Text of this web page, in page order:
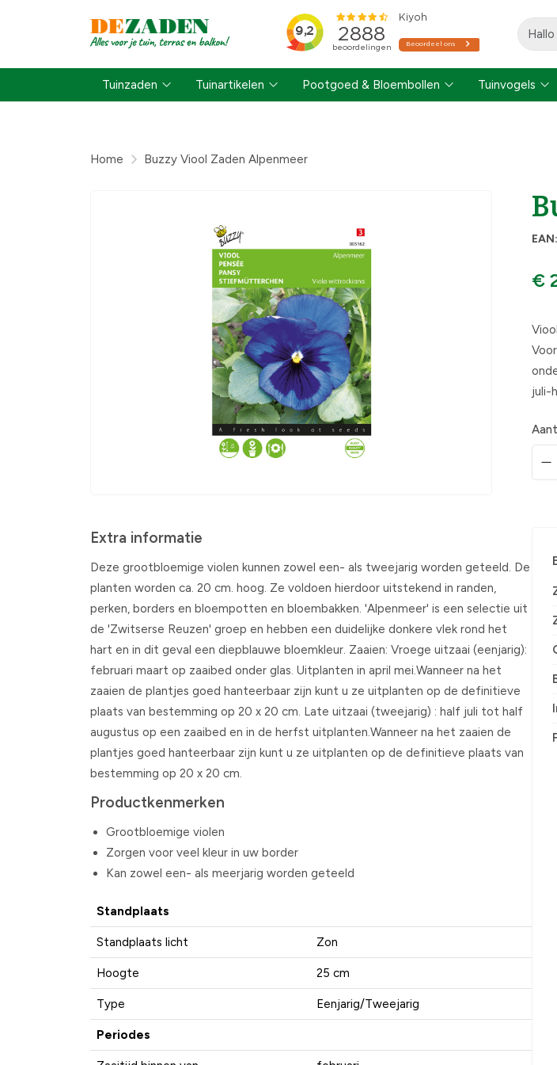
Tuinzaden Tuinartikelen Pootgoed & Bloembollen Tuinvogels
Home Buzzy Viool Zaden Alpenmeer
EAN:
€
juli-
Extra informatie
Deze grootbloemige violen kunnen zowel een- als tweejarig worden geteeld. De
planten worden ca. 20 cm. hoog. Ze voldoen hierdoor uitstekend in randen,
perken, borders en bloempotten en bloembakken. 'Alpenmeer' is een selectie uit
de 'Zwitserse Reuzen' groep en hebben een duidelijke donkere vlek rond het
hart en in dit geval een diepblauwe bloemkleur. Zaaien: Vroege uitzaai (eenjarig):
februari maart op zaaibed onder glas. Uitplanten in april mei.Wanneer na het
zaaien de plantjes goed hanteerbaar zijn kunt u ze uitplanten op de definitieve
plaats van bestemming op 20 x 20 cm. Late uitzaai (tweejarig) : half juli tot half
augustus op een zaaibed en in de herfst uitplanten.Wanneer na het zaaien de
plantjes goed hanteerbaar zijn kunt u ze uitplanten op de definitieve plaats van
bestemming op 20 x 20 cm.
Productkenmerken
Grootbloemige violen
Zorgen voor veel kleur in uw border
Kan zowel een- als meerjarig worden geteeld
Standplaats
Standplaats licht Zon
Hoogte 25 cm
Type Eenjarig/Tweejarig
Periodes